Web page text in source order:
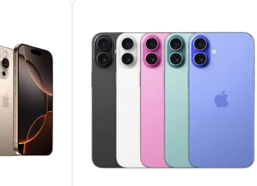
¥208,500
¥180,000
iPhone17 ProMax 1TB
¥249,000
iPhone17 ProMax 512GB
¥220,000
iPhone17 ProMax 256GB
¥187,500